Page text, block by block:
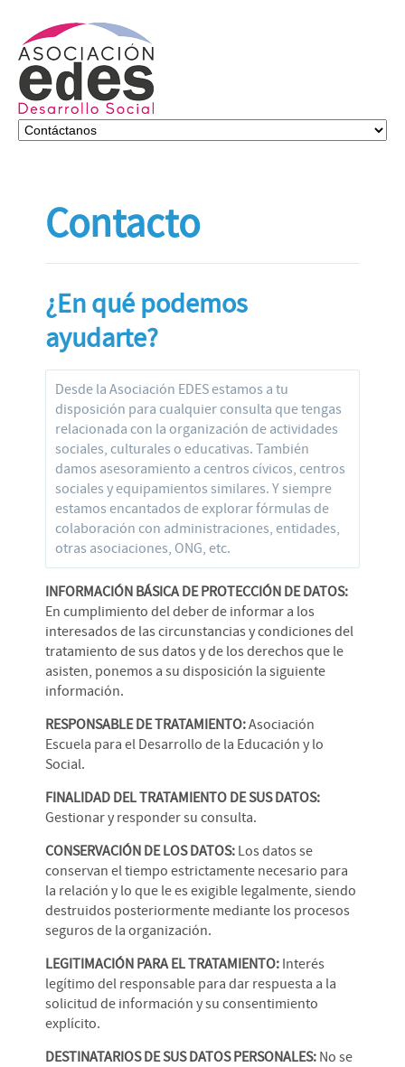
Contacto
¿En qué podemos
ayudarte?
Desde la Asociación EDES estamos a tu
disposición para cualquier consulta que tengas
relacionada con la organización de actividades
sociales, culturales o educativas. También
damos asesoramiento a centros cívicos, centros
sociales y equipamientos similares. Y siempre
estamos encantados de explorar fórmulas de
colaboración con administraciones, entidades,
otras asociaciones, ONG, etc.
INFORMACIÓN BÁSICA DE PROTECCIÓN DE DATOS:
En cumplimiento del deber de informar a los
interesados de las circunstancias y condiciones del
tratamiento de sus datos y de los derechos que le
asisten, ponemos a su disposición la siguiente
información.
RESPONSABLE DE TRATAMIENTO:Asociación
Escuela para el Desarrollo de la Educación y lo
Social.
FINALIDAD DEL TRATAMIENTO DE SUS DATOS:
Gestionar y responder su consulta.
CONSERVACIÓN DE LOS DATOS: Los datos se
conservan el tiempo estrictamente necesario para
la relación y lo que le es exigible legalmente, siendo
destruidos posteriormente mediante los procesos
seguros de la organización.
LEGITIMACIÓN PARA EL TRATAMIENTO: Interés
legítimo del responsable para dar respuesta a la
solicitud de información y su consentimiento
explícito.
DESTINATARIOS DE SUS DATOS PERSONALES: No se